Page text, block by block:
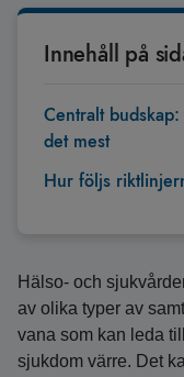
Innehåll på
Centralt
det mest
Hur följs
Hälso- och
av olika typer av
vana som kan leda
sjukdom värre. Det